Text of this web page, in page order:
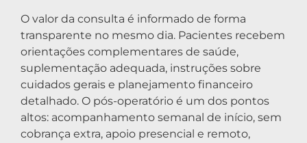
O valor da consulta é informado de forma
transparente no mesmo dia. Pacientes recebem
orientações complementares de saúde,
suplementação adequada, instruções sobre
cuidados gerais e planejamento financeiro
detalhado. O pós-operatório é um dos pontos
altos: acompanhamento semanal de início, sem
cobrança extra, apoio presencial e remoto,